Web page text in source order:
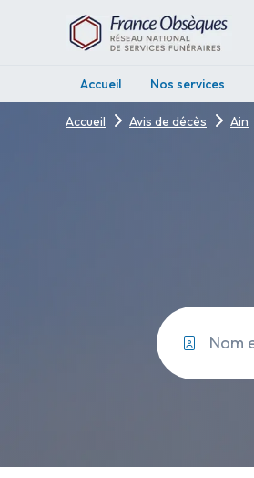
Accueil Nos services
Accueil Avis de décès Ain